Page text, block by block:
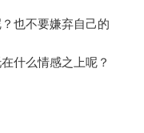
也不要嫌弃自己的
什么情感之上呢？